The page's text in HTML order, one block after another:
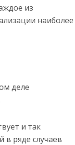
из
наиболее
деле
и так
ряде случаев